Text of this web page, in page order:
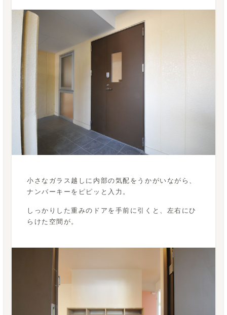
小さなガラス越しに内部の気配をうかがいながら、
ナンバーキーをピピッと入力。
しっかりした重みのドアを手前に引くと、左右にひ
らけた空間が。